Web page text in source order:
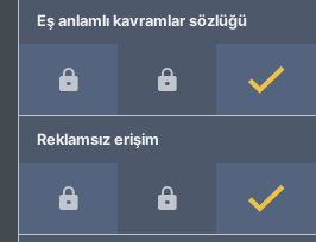
Eş anlamlı kavramlar sözlüğü
Reklamsız erişim